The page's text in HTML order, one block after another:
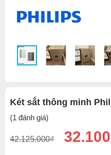
Két sắt thông minh
(1 đánh giá)
42.125.000₫